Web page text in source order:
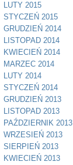
LUTY 2015
STYCZEŃ 2015
GRUDZIEŃ 2014
LISTOPAD 2014
KWIECIEŃ 2014
MARZEC 2014
LUTY 2014
STYCZEŃ 2014
GRUDZIEŃ 2013
LISTOPAD 2013
PAŹDZIERNIK 2013
WRZESIEŃ 2013
SIERPIEŃ 2013
KWIECIEŃ 2013